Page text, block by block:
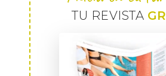
TU REVISTA